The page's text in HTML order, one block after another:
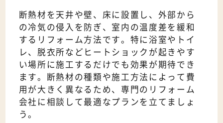
断熱材を天井や壁、床に設置し、外部から
の冷気の侵入を防ぎ、室内の温度差を緩和
するリフォーム方法です。特に浴室やトイ
レ、脱衣所などヒートショックが起きやす
い場所に施工するだけでも効果が期待でき
ます。断熱材の種類や施工方法によって費
用が大きく異なるため、専門のリフォーム
会社に相談して最適なプランを立てましょ
う。